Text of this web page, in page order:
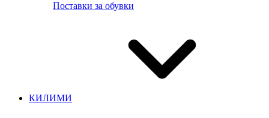
Поставки за обувки
КИЛИМИ